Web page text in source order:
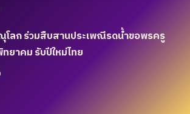
ลก ร่วมสืบสานประเพณีรดน้ำขอพรครู
ยาคม รับปีใหม่ไทย